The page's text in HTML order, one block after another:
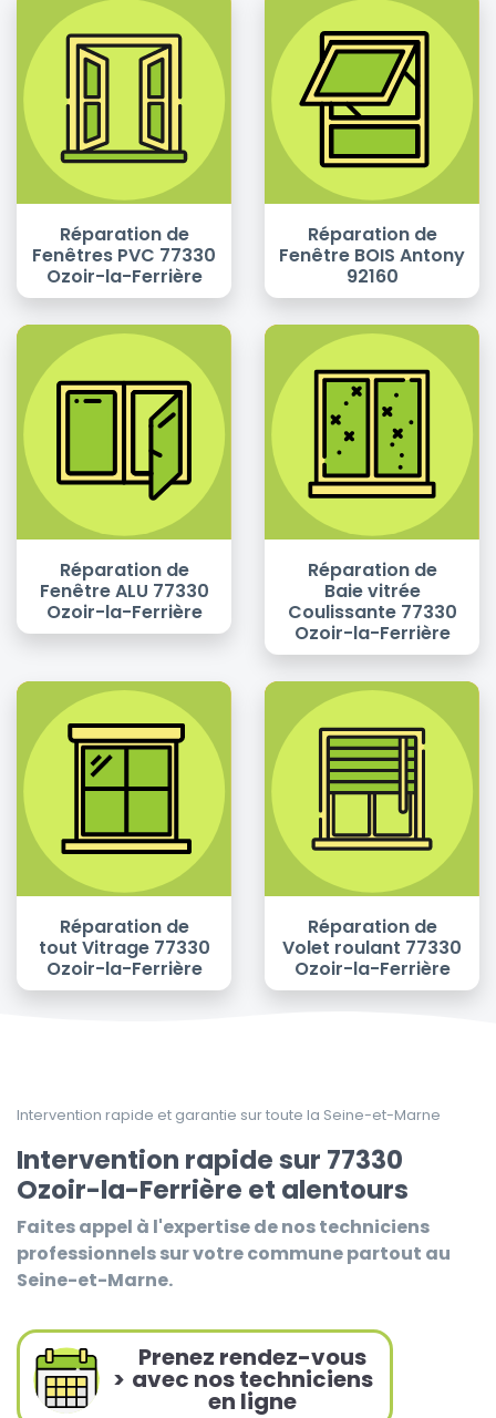
Réparation de
Fenêtres PVC 77330
Ozoir-la-Ferrière
Réparation de
Fenêtre BOIS Antony
92160
Réparation de
Fenêtre ALU 77330
Ozoir-la-Ferrière
Réparation de
Baie vitrée
Coulissante 77330
Ozoir-la-Ferrière
Réparation de
tout Vitrage 77330
Ozoir-la-Ferrière
Réparation de
Volet roulant 77330
Ozoir-la-Ferrière
Intervention rapide et garantie sur toute la Seine-et-Marne
Intervention rapide sur 77330
Ozoir-la-Ferrière et alentours
Faites appel à l'expertise de nos techniciens
professionnels sur votre commune partout au
Seine-et-Marne.
>
Prenez rendez-vous
avec nos techniciens
en ligne